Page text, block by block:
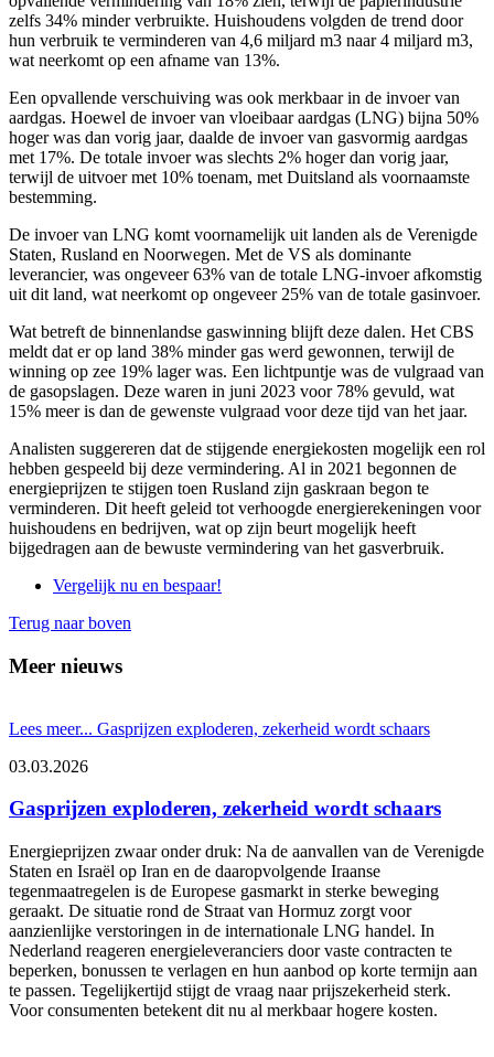
zelfs 34% minder verbruikte. Huishoudens volgden de trend door
hun verbruik te verminderen van 4,6 miljard m3 naar 4 miljard m3,
wat neerkomt op een afname van 13%.
Een opvallende verschuiving was ook merkbaar in de invoer van
aardgas. Hoewel de invoer van vloeibaar aardgas (LNG) bijna 50%
hoger was dan vorig jaar, daalde de invoer van gasvormig aardgas
met 17%. De totale invoer was slechts 2% hoger dan vorig jaar,
terwijl de uitvoer met 10% toenam, met Duitsland als voornaamste
bestemming.
De invoer van LNG komt voornamelijk uit landen als de Verenigde
Staten, Rusland en Noorwegen. Met de VS als dominante
leverancier, was ongeveer 63% van de totale LNG-invoer afkomstig
uit dit land, wat neerkomt op ongeveer 25% van de totale gasinvoer.
Wat betreft de binnenlandse gaswinning blijft deze dalen. Het CBS
meldt dat er op land 38% minder gas werd gewonnen, terwijl de
winning op zee 19% lager was. Een lichtpuntje was de vulgraad van
de gasopslagen. Deze waren in juni 2023 voor 78% gevuld, wat
15% meer is dan de gewenste vulgraad voor deze tijd van het jaar.
Analisten suggereren dat de stijgende energiekosten mogelijk een rol
hebben gespeeld bij deze vermindering. Al in 2021 begonnen de
energieprijzen te stijgen toen Rusland zijn gaskraan begon te
verminderen. Dit heeft geleid tot verhoogde energierekeningen voor
huishoudens en bedrijven, wat op zijn beurt mogelijk heeft
bijgedragen aan de bewuste vermindering van het gasverbruik.
Vergelijk nu en bespaar!
Terug naar boven
Meer nieuws
Lees meer... Gasprijzen exploderen, zekerheid wordt schaars
03.03.2026
Gasprijzen exploderen, zekerheid wordt schaars
Energieprijzen zwaar onder druk: Na de aanvallen van de Verenigde
Staten en Israël op Iran en de daaropvolgende Iraanse
tegenmaatregelen is de Europese gasmarkt in sterke beweging
geraakt. De situatie rond de Straat van Hormuz zorgt voor
aanzienlijke verstoringen in de internationale LNG handel. In
Nederland reageren energieleveranciers door vaste contracten te
beperken, bonussen te verlagen en hun aanbod op korte termijn aan
te passen. Tegelijkertijd stijgt de vraag naar prijszekerheid sterk.
Voor consumenten betekent dit nu al merkbaar hogere kosten.